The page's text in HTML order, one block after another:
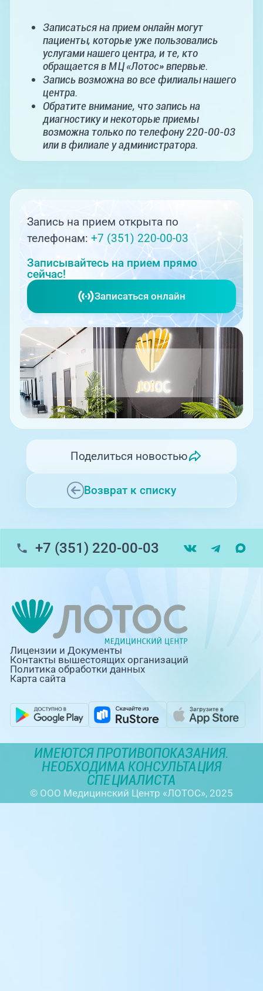
Записаться на прием онлайн могут
пациенты, которые уже пользовались
услугами нашего центра, и те, кто
обращается в МЦ «Лотос» впервые.
Запись возможна во все филиалы нашего
центра.
Обратите внимание, что запись на
диагностику и некоторые приемы
возможна только по телефону 220-00-03
или в филиале у администратора.
Запись на прием открыта по
телефонам:+7 (351) 220-00-03
Записывайтесь на прием прямо
сейчас!
Записаться онлайн
Возврат к списку
Поделиться новостью
+7 (351) 220-00-03
Лицензии и Документы
Контакты вышестоящих организаций
Политика обработки данных
Карта сайта
ИМЕЮТСЯ ПРОТИВОПОКАЗАНИЯ.
НЕОБХОДИМА КОНСУЛЬТАЦИЯ
СПЕЦИАЛИСТА
© ООО Медицинский Центр «ЛОТОС», 2025